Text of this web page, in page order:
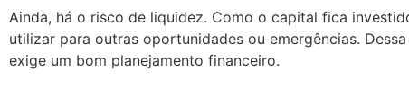
Ainda, há o risco de liquidez. Como o capital fica
utilizar para outras oportunidades ou emergências.
exige um bom planejamento financeiro.